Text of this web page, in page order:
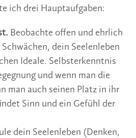
ich drei Hauptaufgaben:
Beobachte offen und ehrlich
dein Seelenleben
Ideale. Selbsterkenntnis
und wenn man die
man auch seinen Platz in ihr
Sinn und ein Gefühl der
dein Seelenleben (Denken,